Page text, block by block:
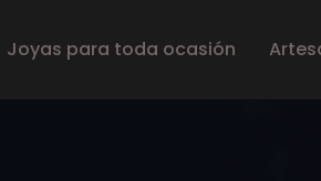
Joyas para toda ocasión